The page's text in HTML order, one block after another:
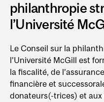
philanthropie
l’Université
Le Conseil sur la
l’Université McGill est
la fiscalité, de
financière et
donateurs(-trices) et